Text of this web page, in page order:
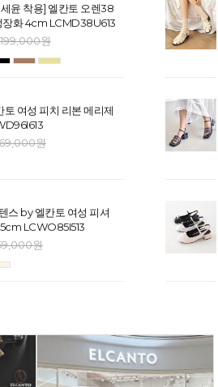
윤 착용] 엘칸토 오렌38
장화 4cm LCMD38U613
199,000원
토 여성 피치 리본 메리제
원
스 by 엘칸토 여성 피셔
LCWO85I513
원